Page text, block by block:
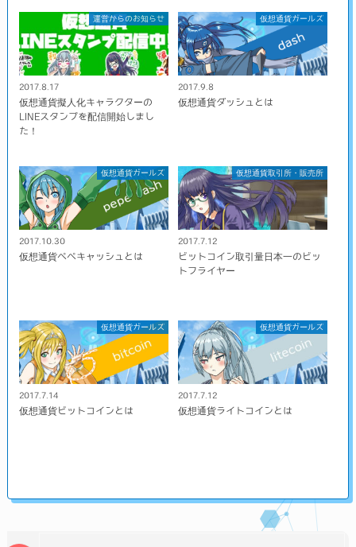
運営からのお知らせ
2017.8.17
仮想通貨擬人化キャラクターの
LINEスタンプを配信開始しまし
た！
仮想通貨ガールズ
2017.9.8
仮想通貨ダッシュとは
仮想通貨ガールズ
2017.10.30
仮想通貨ペペキャッシュとは
仮想通貨取引所・販売所
2017.7.12
ビットコイン取引量日本一のビッ
トフライヤー
仮想通貨ガールズ
2017.7.14
仮想通貨ビットコインとは
仮想通貨ガールズ
2017.7.12
仮想通貨ライトコインとは